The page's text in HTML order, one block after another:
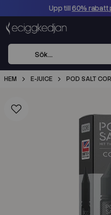
Upp till60% rabatt
HEM E-JUICE POD SALT